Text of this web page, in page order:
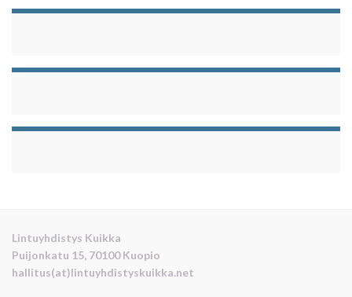
Lintuyhdistys Kuikka
Puijonkatu 15, 70100 Kuopio
hallitus(at)lintuyhdistyskuikka.net